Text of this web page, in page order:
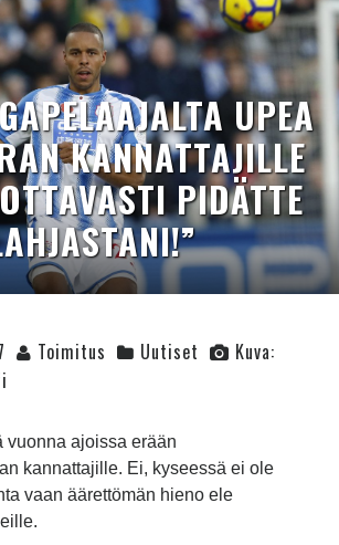
UPEA
KANNATTAJILLE
PIDÄTTE
Toimitus Uutiset
Kuva:
vuonna ajoissa erään
kannattajille. Ei, kyseessä ei ole
vaan äärettömän hieno ele